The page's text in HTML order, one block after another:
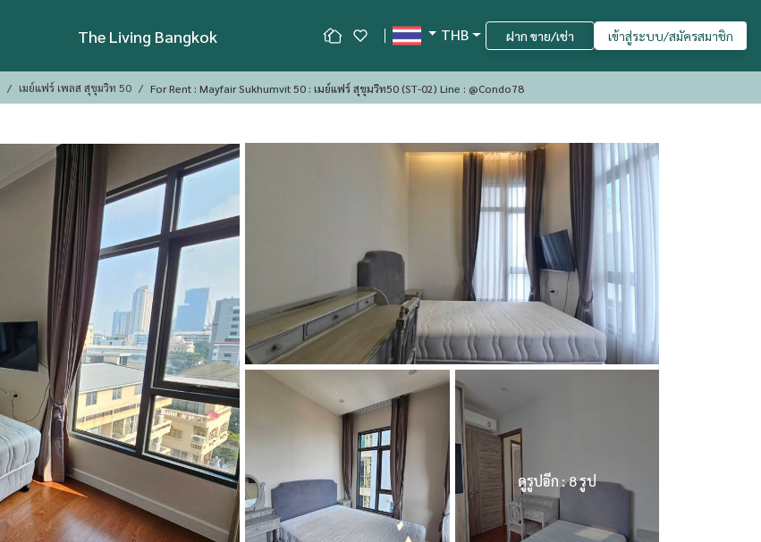
The Living Bangkok THB ฝาก ขาย/เช่า เข้าสู่ระบบ/สมัครสมาชิก
เมย์แฟร์ เพลส สุขุมวิท 50 For Rent : Mayfair Sukhumvit 50 : เมย์แฟร์ สุขุมวิท50 (ST-02) Line : @condo78
ดูรูปอีก : 8 รูป